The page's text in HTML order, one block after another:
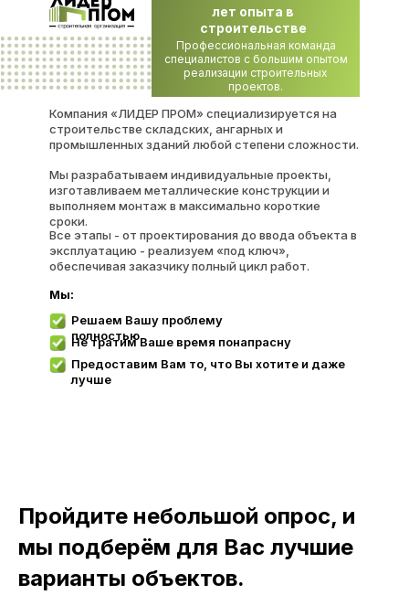
Мы:
Компания «ЛИДЕР ПРОМ» специализируется на
строительстве складских, ангарных и
промышленных зданий любой степени сложности.
Мы разрабатываем индивидуальные проекты,
изготавливаем металлические конструкции и
выполняем монтаж в максимально короткие
сроки.
Все этапы - от проектирования до ввода объекта в
эксплуатацию - реализуем «под ключ»,
обеспечивая заказчику полный цикл работ.
Предоставим Вам то, что Вы хотите и даже
лучше
Не тратим Ваше время понапрасну
Решаем Вашу проблему
полностью
Профессиональная команда
специалистов с большим опытом
реализации строительных
проектов.
лет опыта в
строительстве
Пройдите небольшой опрос, и
мы подберём для Вас лучшие
варианты объектов.